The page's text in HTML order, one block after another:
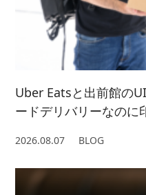
2021/ 2 (4)
Uber Eatsと出前館の
ードデリバリーなのに
2026.08.07 BLOG